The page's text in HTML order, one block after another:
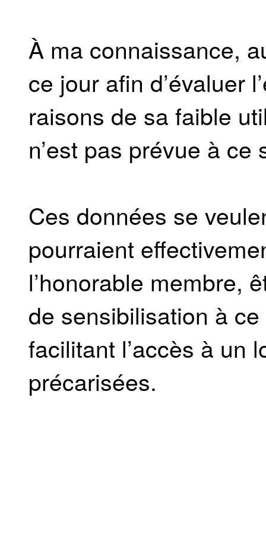
À ma connaissance,
ce jour afin d’évaluer
raisons de sa faible
n’est pas prévue à ce
Ces données se
pourraient
l’honorable membre,
de sensibilisation à
facilitant l’accès à un
précarisées.